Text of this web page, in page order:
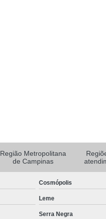
Região Metropolitana
de Campinas
Cosmópolis
Leme
Serra Negra